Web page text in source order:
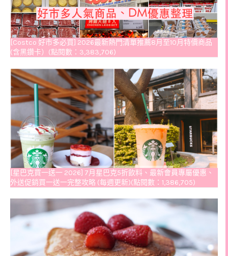
[Costco 好市多必買] 2026最新熱門清單推薦8月至10月特價商品
(含黑鑽卡）(點閱數：3,383,706)
[星巴克買一送一 2026] 7月星巴克5折飲料、最新會員專屬優惠、
外送促銷買一送一完整攻略 (每週更新)(點閱數：1,386,705)